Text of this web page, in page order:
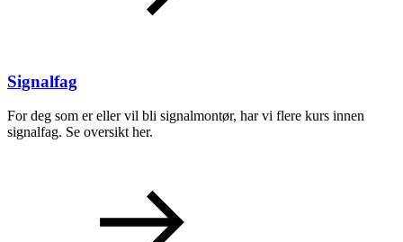
Signalfag
For deg som er eller vil bli signalmontør, har vi flere kurs innen
signalfag. Se oversikt her.